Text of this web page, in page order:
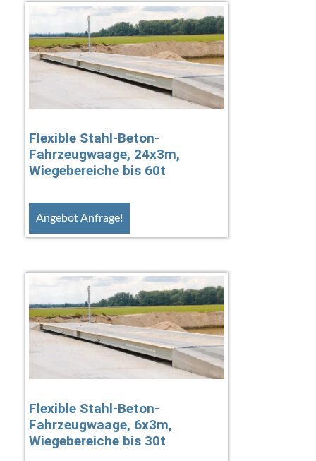
Flexible Stahl-Beton-
Fahrzeugwaage, 24x3m,
Wiegebereiche bis 60t
Angebot Anfrage!
Flexible Stahl-Beton-
Fahrzeugwaage, 6x3m,
Wiegebereiche bis 30t